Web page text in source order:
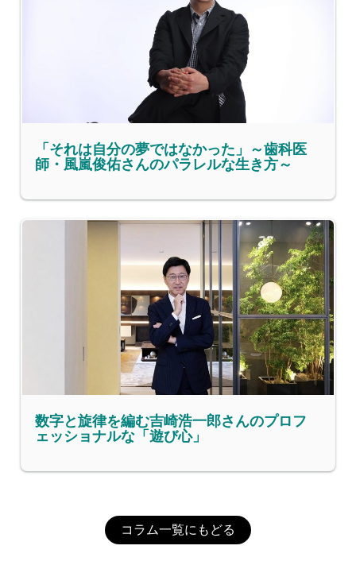
「それは自分の夢ではなかった」～歯科医
師・風嵐俊佑さんのパラレルな生き方～
数字と旋律を編む吉崎浩一郎さんのプロフ
ェッショナルな「遊び心」
コラム一覧にもどる